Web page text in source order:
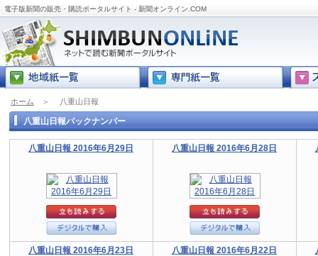
電子版新聞の販売・購読ポータルサイト - 新聞オンライン.COM
ホーム ＞ 八重山日報
八重山日報バックナンバー
八重山日報 2016年6月29日 八重山日報 2016年6月28日
八重山日報 2016年6月23日 八重山日報 2016年6月22日